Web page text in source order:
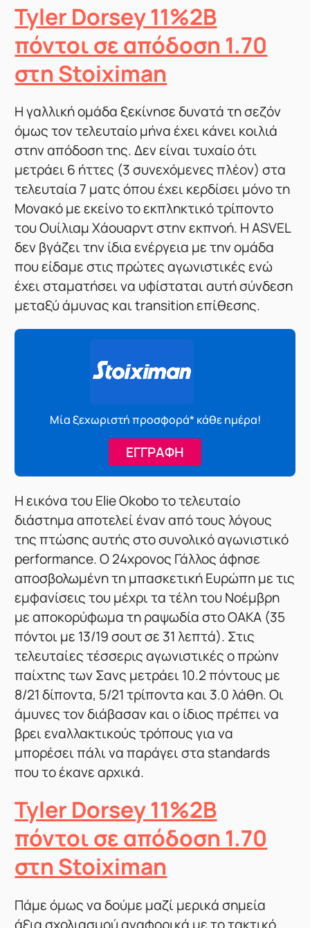
Tyler Dorsey 11%2B
πόντοι σε απόδοση 1.70
στη Stoiximan
Η γαλλική ομάδα ξεκίνησε δυνατά τη σεζόν
όμως τον τελευταίο μήνα έχει κάνει κοιλιά
στην απόδοση της. Δεν είναι τυχαίο ότι
μετράει 6 ήττες (3 συνεχόμενες πλέον) στα
τελευταία 7 ματς όπου έχει κερδίσει μόνο τη
Μονακό με εκείνο το εκπληκτικό τρίποντο
του Ουίλιαμ Χάουαρντ στην εκπνοή. H ΑSVEL
δεν βγάζει την ίδια ενέργεια με την ομάδα
που είδαμε στις πρώτες αγωνιστικές ενώ
έχει σταματήσει να υφίσταται αυτή σύνδεση
μεταξύ άμυνας και transition επίθεσης.
Μία ξεχωριστή προσφορά* κάθε ημέρα!
ΕΓΓΡΑΦΗ
Η εικόνα του Elie Okobo το τελευταίο
διάστημα αποτελεί έναν από τους λόγους
της πτώσης αυτής στο συνολικό αγωνιστικό
performance. Ο 24χρονος Γάλλος άφησε
αποσβολωμένη τη μπασκετική Ευρώπη με τις
εμφανίσεις του μέχρι τα τέλη του Νοέμβρη
με αποκορύφωμα τη ραψωδία στο ΟΑΚΑ (35
πόντοι με 13/19 σουτ σε 31 λεπτά). Στις
τελευταίες τέσσερις αγωνιστικές ο πρώην
παίχτης των Σανς μετράει 10.2 πόντους με
8/21 δίποντα, 5/21 τρίποντα και 3.0 λάθη. Οι
άμυνες τον διάβασαν και ο ίδιος πρέπει να
βρει εναλλακτικούς τρόπους για να
μπορέσει πάλι να παράγει στα standards
που το έκανε αρχικά.
Tyler Dorsey 11%2B
πόντοι σε απόδοση 1.70
στη Stoiximan
Πάμε όμως να δούμε μαζί μερικά σημεία